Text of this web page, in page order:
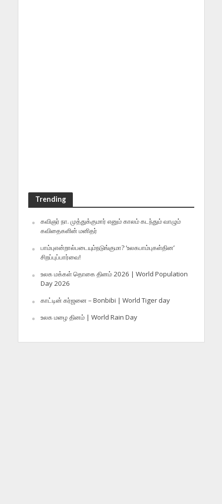
Trending
கவிஞர் நா. முத்துக்குமார் எனும் காலம் கடந்தும் வாழும்
கவிதைகளின் மனிதர்
பாம்புஎன்றால்படையும்நடுங்குமா? ‘உலகபாம்புகள்தின’
சிறப்புப்பார்வை!
உலக மக்கள் தொகை தினம் 2026 | World Population
Day 2026
காட்டின் கர்ஜனை – Bonbibi | World Tiger day
உலக மழை தினம் | World Rain Day